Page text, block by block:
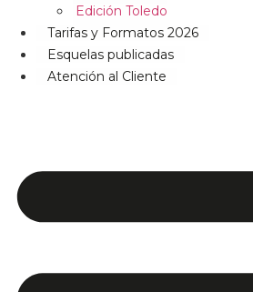
Edición Toledo
Tarifas y Formatos 2026
Esquelas publicadas
Atención al Cliente